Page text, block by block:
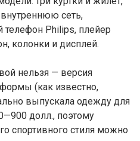
сеть,
Philips, плейер
колонки и дисплей.
нельзя — версия
(как известно,
выпускала одежду для
долл., поэтому
спортивного стиля можно